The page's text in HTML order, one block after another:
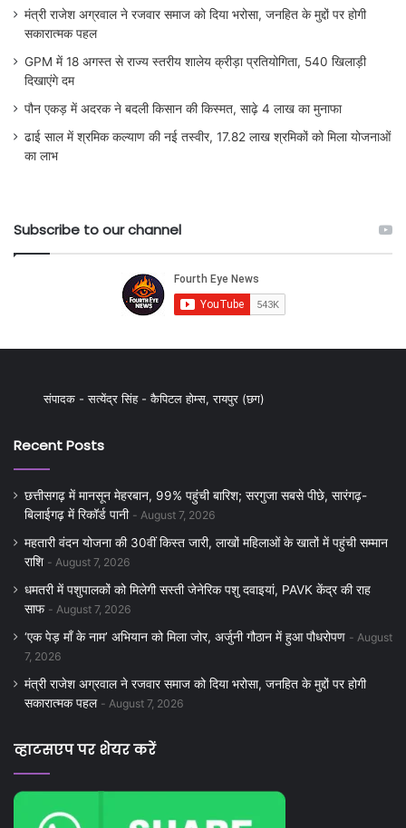
मंत्री राजेश अग्रवाल ने रजवार समाज को दिया भरोसा, जनहित के मुद्दों पर होगी
सकारात्मक पहल
GPM में 18 अगस्त से राज्य स्तरीय शालेय क्रीड़ा प्रतियोगिता, 540 खिलाड़ी
दिखाएंगे दम
पौन एकड़ में अदरक ने बदली किसान की किस्मत, साढ़े 4 लाख का मुनाफा
ढाई साल में श्रमिक कल्याण की नई तस्वीर, 17.82 लाख श्रमिकों को मिला योजनाओं
का लाभ
Subscribe to our channel
संपादक - सत्येंद्र सिंह - कैपिटल होम्स, रायपुर (छग)
Recent Posts
छत्तीसगढ़ में मानसून मेहरबान, 99% पहुंची बारिश; सरगुजा सबसे पीछे, सारंगढ़-
बिलाईगढ़ में रिकॉर्ड पानी
August 7, 2026
महतारी वंदन योजना की 30वीं किस्त जारी, लाखों महिलाओं के खातों में पहुंची सम्मान
राशि
August 7, 2026
धमतरी में पशुपालकों को मिलेगी सस्ती जेनेरिक पशु दवाइयां, PAVK केंद्र की राह
साफ
August 7, 2026
‘एक पेड़ माँ के नाम’ अभियान को मिला जोर, अर्जुनी गौठान में हुआ पौधरोपण
August
7, 2026
मंत्री राजेश अग्रवाल ने रजवार समाज को दिया भरोसा, जनहित के मुद्दों पर होगी
सकारात्मक पहल
August 7, 2026
व्हाटसएप पर शेयर करें